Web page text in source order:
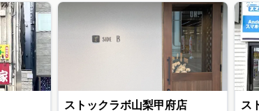
ストックラボ山梨甲府店
ス